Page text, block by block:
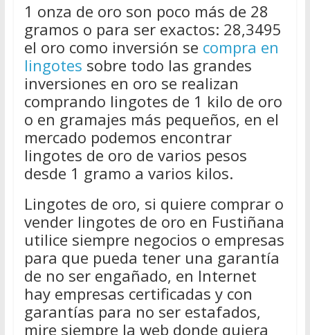
1 onza de oro son poco más de 28
gramos o para ser exactos: 28,3495
el oro como inversión se compra en
lingotes sobre todo las grandes
inversiones en oro se realizan
comprando lingotes de 1 kilo de oro
o en gramajes más pequeños, en el
mercado podemos encontrar
lingotes de oro de varios pesos
desde 1 gramo a varios kilos.
Lingotes de oro, si quiere comprar o
vender lingotes de oro en Fustiñana
utilice siempre negocios o empresas
para que pueda tener una garantía
de no ser engañado, en Internet
hay empresas certificadas y con
garantías para no ser estafados,
mire siempre la web donde quiera